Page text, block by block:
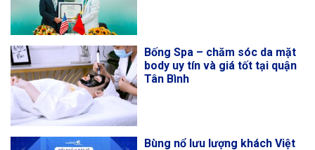
Bống Spa – chăm sóc da mặt
body uy tín và giá tốt tại quận
Tân Bình
Bùng nổ lưu lượng khách Việt